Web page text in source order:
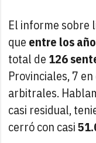
El informe sobre
que entre los
total de 126
Provinciales, 7
arbitrales.
casi residual,
cerró con casi